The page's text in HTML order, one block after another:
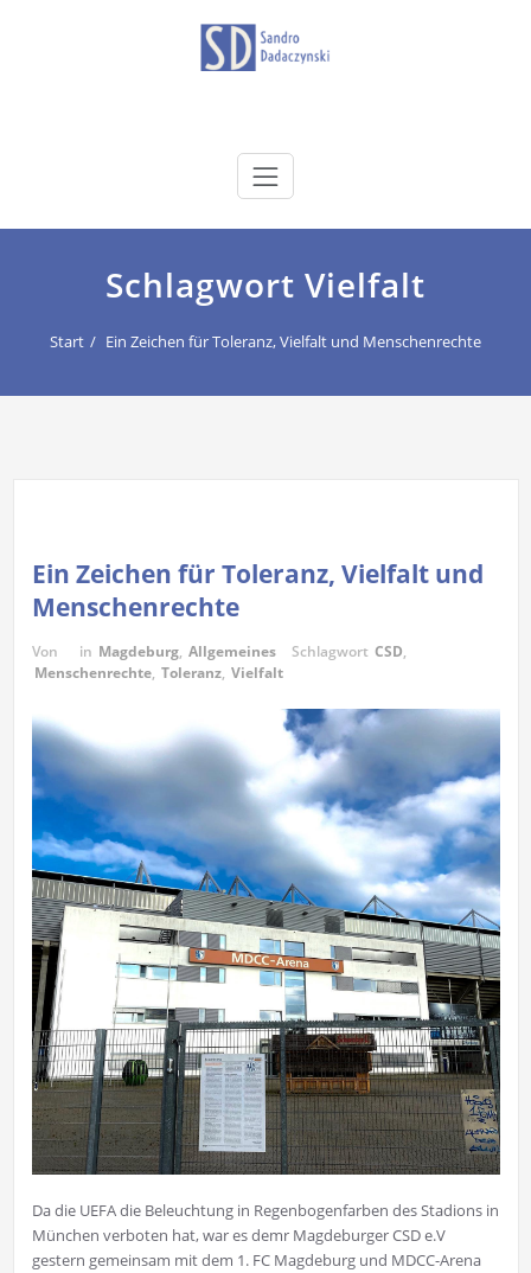
dadaczynski.de
Schlagwort Vielfalt
Start Ein Zeichen für Toleranz, Vielfalt und Menschenrechte
Ein Zeichen für Toleranz, Vielfalt und
Menschenrechte
Von in Magdeburg, Allgemeines Schlagwort CSD,
Menschenrechte, Toleranz, Vielfalt
Da die UEFA die Beleuchtung in Regenbogenfarben des Stadions in
München verboten hat, war es demr Magdeburger CSD e.V
gestern gemeinsam mit dem 1. FC Magdeburg und MDCC-Arena